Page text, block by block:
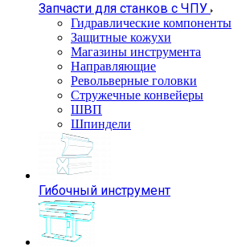
Запчасти для станков с ЧПУ
Гидравлические компоненты
Защитные кожухи
Магазины инструмента
Направляющие
Револьверные головки
Стружечные конвейеры
ШВП
Шпиндели
Гибочный инструмент